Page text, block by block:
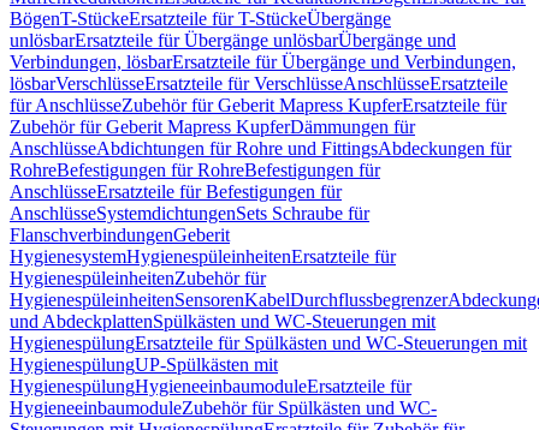
BögenT-StückeErsatzteile für T-StückeÜbergänge
unlösbarErsatzteile für Übergänge unlösbarÜbergänge und
Verbindungen, lösbarErsatzteile für Übergänge und Verbindungen,
lösbarVerschlüsseErsatzteile für VerschlüsseAnschlüsseErsatzteile
für AnschlüsseZubehör für Geberit Mapress KupferErsatzteile für
Zubehör für Geberit Mapress KupferDämmungen für
AnschlüsseAbdichtungen für Rohre und FittingsAbdeckungen für
RohreBefestigungen für RohreBefestigungen für
AnschlüsseErsatzteile für Befestigungen für
AnschlüsseSystemdichtungenSets Schraube für
FlanschverbindungenGeberit
HygienesystemHygienespüleinheitenErsatzteile für
HygienespüleinheitenZubehör für
HygienespüleinheitenSensorenKabelDurchflussbegrenzer
und AbdeckplattenSpülkästen und WC-Steuerungen mit
HygienespülungErsatzteile für Spülkästen und WC-Steuerungen mit
HygienespülungUP-Spülkästen mit
HygienespülungHygieneeinbaumoduleErsatzteile für
HygieneeinbaumoduleZubehör für Spülkästen und WC-